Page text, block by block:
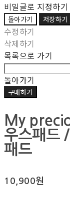
비밀글로 지정하기
돌아가기 저장하기
수정하기
삭제하기
목록으로 가기
돌아가기
구매하기
My
우스패드
패드
10,900원